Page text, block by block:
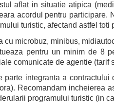
aflat in situatie atipica
acordul pentru participare.
turistic, afectand astfel toti
cu microbuz, minibus,
pentru un minim de 8
comunicate de agentie (tarif
parte integranta a
Recomandam incheierea
programului turistic (in